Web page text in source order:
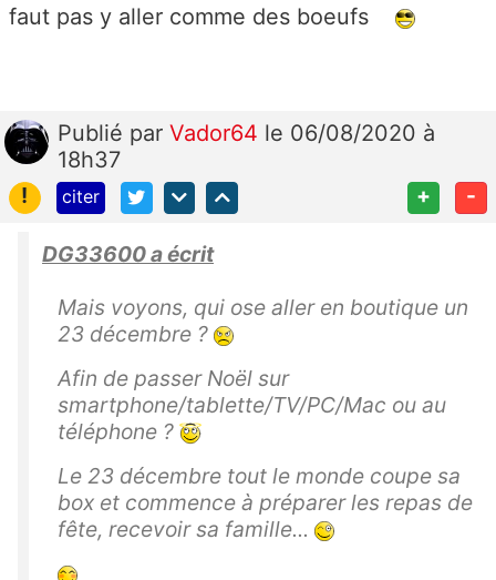
faut pas y aller comme des boeufs
Publié par Vador64 le 06/08/2020 à
18h37
!
citer + -
DG33600 a écrit
Mais voyons, qui ose aller en boutique un
23 décembre ?
Afin de passer Noël sur
smartphone/tablette/TV/PC/Mac ou au
téléphone ?
Le 23 décembre tout le monde coupe sa
box et commence à préparer les repas de
fête, recevoir sa famille...